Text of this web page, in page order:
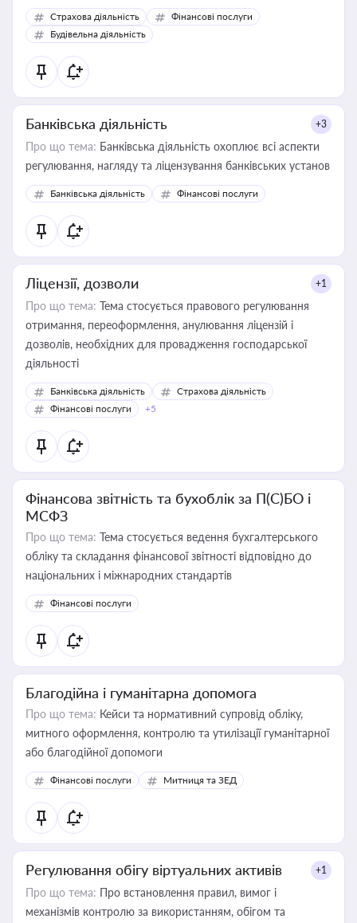
корисне для власника бізнесу, керівника, юриста або
бухгалтера під час оподаткування, приватизації, оренди
державного майна, корпоративних угод і перевірки
статусу суб'єктів оціночної діяльності
Страхова діяльність
Фінансові послуги
Будівельна діяльність
Банківська діяльність +3
Про що тема: Банківська діяльність охоплює всі аспекти
регулювання, нагляду та ліцензування банківських установ
Банківська діяльність Фінансові послуги
Ліцензії, дозволи +1
Про що тема: Тема стосується правового регулювання
отримання, переоформлення, анулювання ліцензій і
дозволів, необхідних для провадження господарської
діяльності
Банківська діяльність
Страхова діяльність
Фінансові послуги
+5
Фінансова звітність та бухоблік за П(С)БО і
МСФЗ
Про що тема: Тема стосується ведення бухгалтерського
обліку та складання фінансової звітності відповідно до
національних і міжнародних стандартів
Фінансові послуги
Благодійна і гуманітарна допомога
Про що тема: Кейси та нормативний супровід обліку,
митного оформлення, контролю та утилізації гуманітарної
або благодійної допомоги
Фінансові послуги Митниця та ЗЕД
Регулювання обігу віртуальних активів +1
Про що тема: Про встановлення правил, вимог і
механізмів контролю за використанням, обігом та